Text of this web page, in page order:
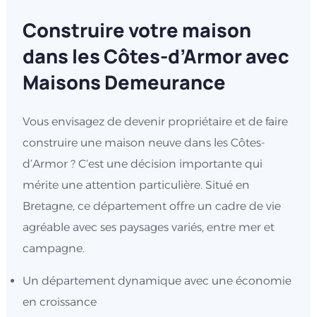
Construire votre maison
dans les Côtes-d’Armor avec
Maisons Demeurance
Vous envisagez de devenir propriétaire et de faire
construire une maison neuve dans les Côtes-
d’Armor ? C’est une décision importante qui
mérite une attention particulière. Situé en
Bretagne, ce département offre un cadre de vie
agréable avec ses paysages variés, entre mer et
campagne.
Un département dynamique avec une économie
en croissance